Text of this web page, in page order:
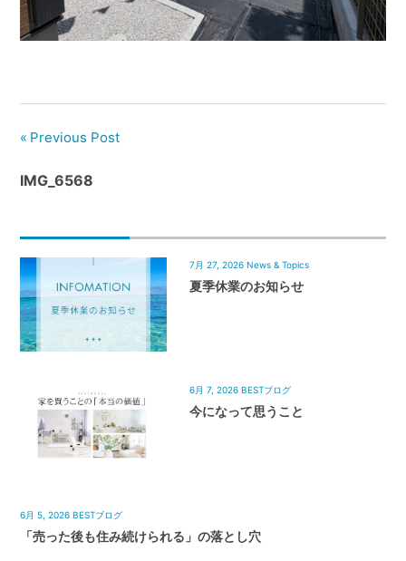
理
｜
密
着
HOUSE
Previous Post
IMG_6568
7月 27, 2026 News & Topics
夏季休業のお知らせ
6月 7, 2026 BESTブログ
今になって思うこと
6月 5, 2026 BESTブログ
「売った後も住み続けられる」の落とし穴